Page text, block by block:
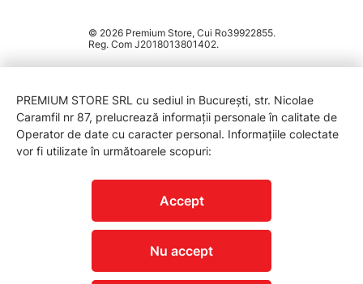
© 2026 Premium Store, Cui Ro39922855.
Reg. Com J2018013801402.
PROTECTIA CONSUMATORILOR - A.N.P.C.
PREMIUM STORE SRL cu sediul in București, str. Nicolae
Caramfil nr 87, prelucrează informații personale în calitate de
Operator de date cu caracter personal. Informațiile colectate
vor fi utilizate în următoarele scopuri:
Accept
Nu accept